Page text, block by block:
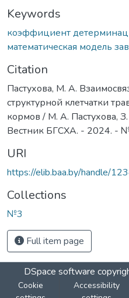
Keywords
коэффициент
математическая модель
Citation
Пастухова, М. А.
структурной клетчатки
кормов / М. А. Пастухова,
Вестник БГСХА. - 2024. -
URI
https://elib.baa.by/handle/
Collections
№3
Full item page
DSpace software
Cookie
Accessibility